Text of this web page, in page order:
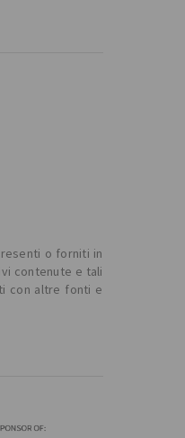
o forniti in
contenute e tali
con altre fonti e